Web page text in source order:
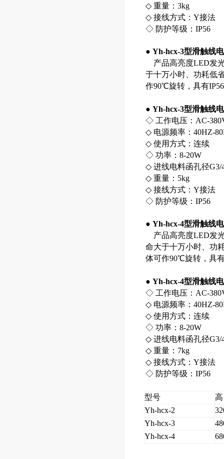
◇ 重量：3kg
◇ 接线方式：Y接法
◇ 防护等级：IP56
● Yh-hcx-3型滑触线
产品高亮度LED发
于十万小时、功耗低
作90℃旋转，具有
● Yh-hcx-3型滑触线
◇ 工作电压：AC-
◇ 电源频率：40HZ-
◇ 使用方式：连续
◇ 功率：8-20W
◇ 进线电料函孔径G3/
◇ 重量：5kg
◇ 接线方式：Y接法
◇ 防护等级：IP56
● Yh-hcx-4型滑触线
产品高亮度LED发
命大于十万小时、功
体可作90℃旋转，具
● Yh-hcx-4型滑触线
◇ 工作电压：AC-
◇ 电源频率：40HZ-
◇ 使用方式：连续
◇ 功率：8-20W
◇ 进线电料函孔径G3/
◇ 重量：7kg
◇ 接线方式：Y接法
◇ 防护等级：IP56
型号
高
Yh-hcx-2
Yh-hcx-3
Yh-hcx-4